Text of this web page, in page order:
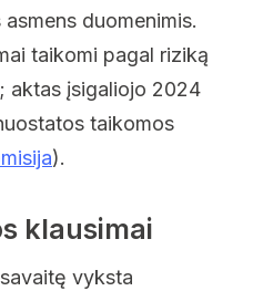
duomenimis.
taikomi pagal riziką
aktas įsigaliojo 2024
taikomos
).
klausimai
vyksta